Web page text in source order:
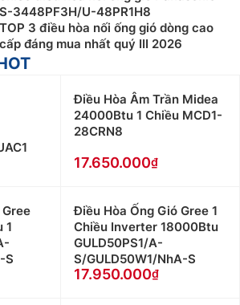
S-3448PF3H/U-48PR1H8
TOP 3 điều hòa nối ống gió dòng cao
cấp đáng mua nhất quý III 2026
Điều Hòa Âm Trần Midea
24000Btu 1 Chiều MCD1-
28CRN8
17.650.000
1
S
Điều Hòa Ống Gió Gree 1
Chiều Inverter 18000Btu
GULD50PS1/A-
S/GULD50W1/NhA-S
17.950.000